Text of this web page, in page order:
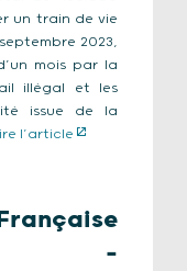
un train de vie
2023,
mois par la
illégal et les
issue de la
l’article
–